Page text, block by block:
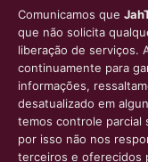
Comunicamos que
que não solicita
liberação de serviços.
continuamente para
informações,
desatualizado em
temos controle parcial
por isso não nos
terceiros e oferecidos